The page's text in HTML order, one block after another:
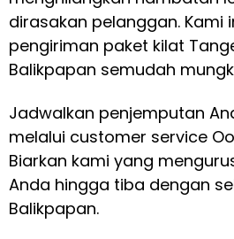
dirasakan pelanggan. Kami
pengiriman paket kilat
Balikpapan semudah
Jadwalkan penjemputan
melalui customer service
Biarkan kami yang
Anda hingga tiba dengan
Balikpapan.